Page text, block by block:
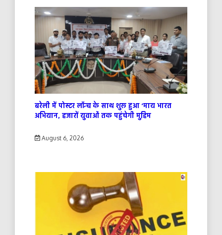
बरेली में पोस्टर लॉन्च के साथ शुरू हुआ ‘माय भारत
अभियान, हजारों युवाओं तक पहुंचेगी मुहिम
August 6, 2026